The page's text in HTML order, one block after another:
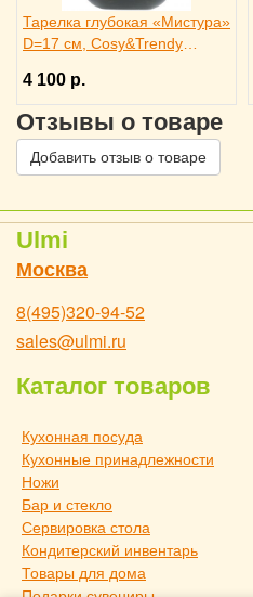
Тарелка глубокая «Мистура»
D=17 см, Cosy&Trendy
4 100 р.
Отзывы о товаре
Добавить отзыв о товаре
Ulmi
Москва
8(495)320-94-52
sales@ulmi.ru
Каталог товаров
Кухонная посуда
Кухонные принадлежности
Ножи
Бар и стекло
Сервировка стола
Кондитерский инвентарь
Товары для дома